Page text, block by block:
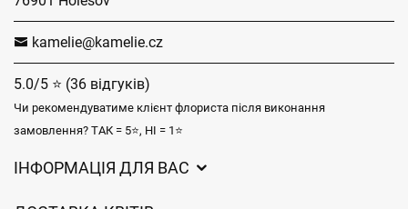
kamelie@kamelie.cz
5.0/5 ⭐ (36 відгуків)
Чи рекомендуватиме клієнт флориста після виконання
замовлення? ТАК = 5⭐, НІ = 1⭐
ІНФОРМАЦІЯ ДЛЯ ВАС